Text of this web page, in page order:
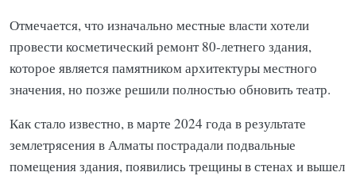
Отмечается, что изначально местные власти хотели
провести косметический ремонт 80-летнего здания,
которое является памятником архитектуры местного
значения, но позже решили полностью обновить театр.
Как стало известно, в марте 2024 года в результате
землетрясения в Алматы пострадали подвальные
помещения здания, появились трещины в стенах и вышел